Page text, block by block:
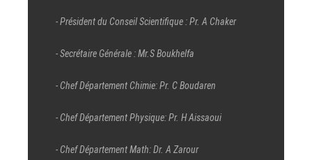
- Président du Conseil Scientifique : Pr. A Chaker
- Secrétaire Générale : Mr.S Boukhelfa
- Chef Département Chimie: Pr. C Boudaren
- Chef Département Physique: Pr. H Aissaoui
- Chef Département Math: Dr. A Zarour